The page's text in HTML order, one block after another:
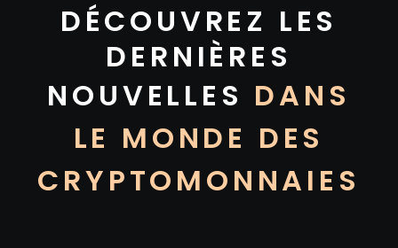
DÉCOUVREZ LES
DERNIÈRES
NOUVELLES DANS
LE MONDE DES
CRYPTOMONNAIES